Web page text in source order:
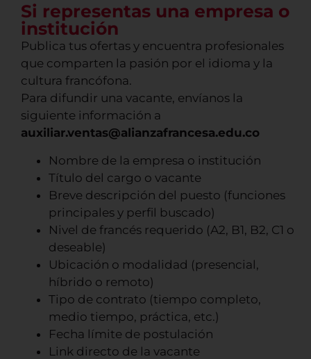
Si representas una empresa o
institución
Publica tus ofertas y encuentra profesionales
que comparten la pasión por el idioma y la
cultura francófona.
Para difundir una vacante, envíanos la
siguiente información a
auxiliar.ventas@alianzafrancesa.edu.co
Nombre de la empresa o institución
Título del cargo o vacante
Breve descripción del puesto (funciones
principales y perfil buscado)
Nivel de francés requerido (A2, B1, B2, C1 o
deseable)
Ubicación o modalidad (presencial,
híbrido o remoto)
Tipo de contrato (tiempo completo,
medio tiempo, práctica, etc.)
Fecha límite de postulación
Link directo de la vacante